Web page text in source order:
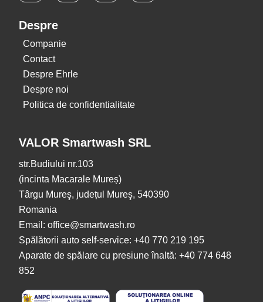
Despre
Companie
Contact
Despre Ehrle
Despre noi
Politica de confidentialitate
VALOR Smartwash SRL
str.Budiului nr.103
(incinta Macarale Mureș)
Târgu Mureş, județul Mureş, 540390
Romania
Email: office@smartwash.ro
Spălătorii auto self-service: +40 770 219 195
Aparate de spălare cu presiune înaltă: +40 774 648
852